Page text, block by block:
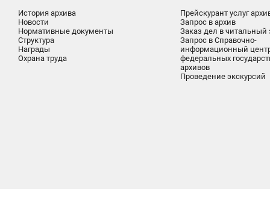
История архива
Новости
Нормативные документы
Структура
Награды
Охрана труда
Прейскурант услуг
Запрос в архив
Заказ дел в читальный
Запрос в Справочно-
информационный
федеральных
архивов
Проведение экскурсий